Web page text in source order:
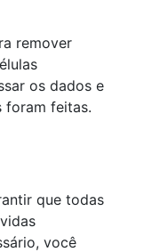
remover
os dados e
foram feitas.
que todas
você